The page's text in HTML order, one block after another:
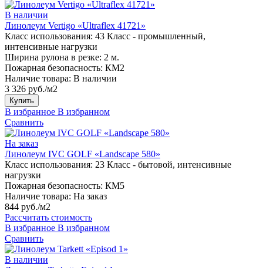
В наличии
Линолеум Vertigo «Ultraflex 41721»
Класс использования: 43 Класс - промышленный,
интенсивные нагрузки
Ширина рулона в резке: 2 м.
Пожарная безопасность: КМ2
Наличие товара: В наличии
3 326 руб./м2
Купить
В избранное В избранном
Сравнить
На заказ
Линолеум IVC GOLF «Landscape 580»
Класс использования: 23 Класс - бытовой, интенсивные
нагрузки
Пожарная безопасность: КМ5
Наличие товара: На заказ
844 руб./м2
Рассчитать стоимость
В избранное В избранном
Сравнить
В наличии